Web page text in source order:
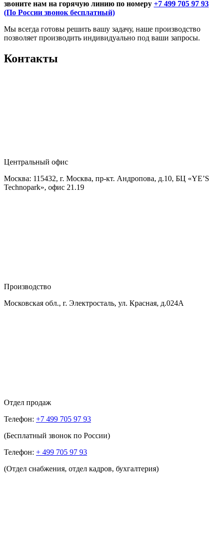
звоните нам на горячую линию по номеру +7 499 705 97 93
(По России звонок бесплатный)
Мы всегда готовы решить вашу задачу, наше производство
позволяет производить индивидуально под ваши запросы.
Контакты
Центральный офис
Москва: 115432, г. Москва, пр-кт. Андропова, д.10, БЦ «YE’S
Technopark», офис 21.19
Производство
Московская обл., г. Электросталь, ул. Красная, д.024А
Отдел продаж
Телефон: +7 499 705 97 93
(Бесплатный звонок по России)
Телефон: + 499 705 97 93
(Отдел снабжения, отдел кадров, бухгалтерия)